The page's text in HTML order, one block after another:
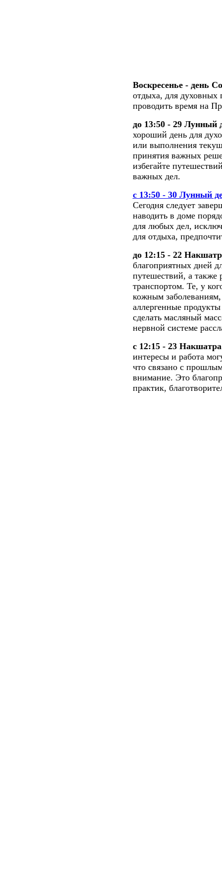
Воскресенье - день
отдыха, для духовных
проводить время на
до 13:50 - 29 Лунный
хороший день для
или выполнения
принятия важных
избегайте
важных дел.
с 13:50 - 30 Лунный
Сегодня следует
наводить в доме
для любых дел,
для отдыха,
до 12:15 - 22
благоприятных дней
путешествий, а также
транспортом. Те, у
кожным
аллергенные
сделать масляный
нервной системе
с 12:15 - 23
интересы и работа
что связано с
внимание. Это
практик,